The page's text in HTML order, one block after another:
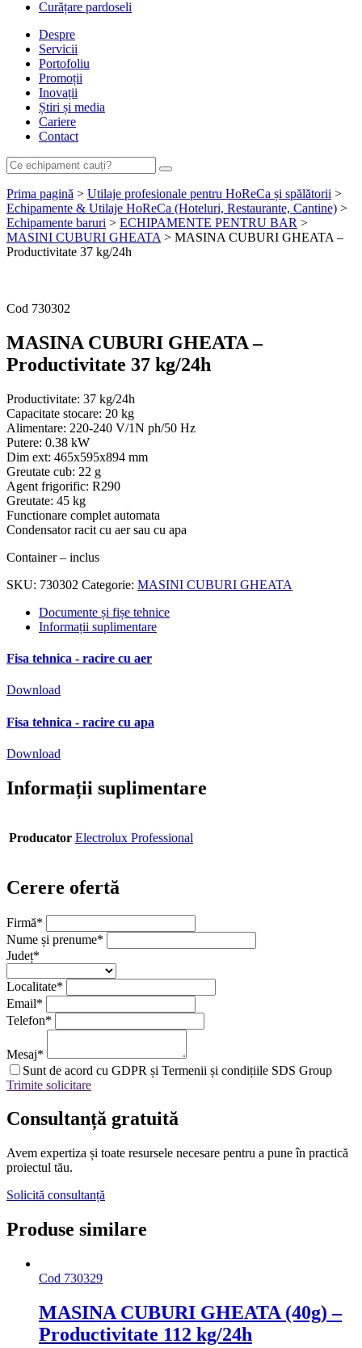
Curățare pardoseli
Despre
Servicii
Portofoliu
Promoții
Inovații
Știri și media
Cariere
Contact
Prima pagină > Utilaje profesionale pentru HoReCa și spălătorii >
Echipamente & Utilaje HoReCa (Hoteluri, Restaurante, Cantine) >
Echipamente baruri > ECHIPAMENTE PENTRU BAR >
MASINI CUBURI GHEATA > MASINA CUBURI GHEATA –
Productivitate 37 kg/24h
Cod 730302
MASINA CUBURI GHEATA –
Productivitate 37 kg/24h
Productivitate: 37 kg/24h
Capacitate stocare: 20 kg
Alimentare: 220-240 V/1N ph/50 Hz
Putere: 0.38 kW
Dim ext: 465x595x894 mm
Greutate cub: 22 g
Agent frigorific: R290
Greutate: 45 kg
Functionare complet automata
Condensator racit cu aer sau cu apa
Container – inclus
SKU: 730302 Categorie: MASINI CUBURI GHEATA
Documente și fișe tehnice
Informații suplimentare
Fisa tehnica - racire cu aer
Download
Fisa tehnica - racire cu apa
Download
Informații suplimentare
Producator Electrolux Professional
Cerere ofertă
Firmă*
Nume și prenume*
Județ*
Localitate*
Email*
Telefon*
Mesaj*
Sunt de acord cu GDPR și Termenii și condițiile SDS Group
Trimite solicitare
Consultanță gratuită
Avem expertiza și toate resursele necesare pentru a pune în practică
proiectul tău.
Solicită consultanță
Produse similare
Cod 730329
MASINA CUBURI GHEATA (40g) –
Productivitate 112 kg/24h